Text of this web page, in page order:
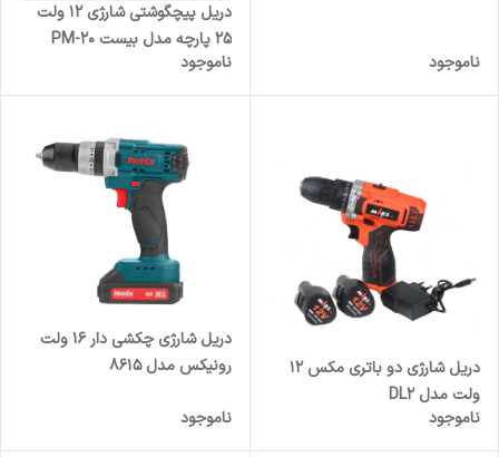
ناموجود
دریل پیچگوشتی شارژی ۱۲ ولت
۲۵ پارچه مدل بیست PM-20
ناموجود
دریل شارژی دو باتری مکس ۱۲
ولت مدل DL2
ناموجود
دریل شارژی چکشی دار ۱۶ ولت
رونیکس مدل ۸۶۱۵
ناموجود